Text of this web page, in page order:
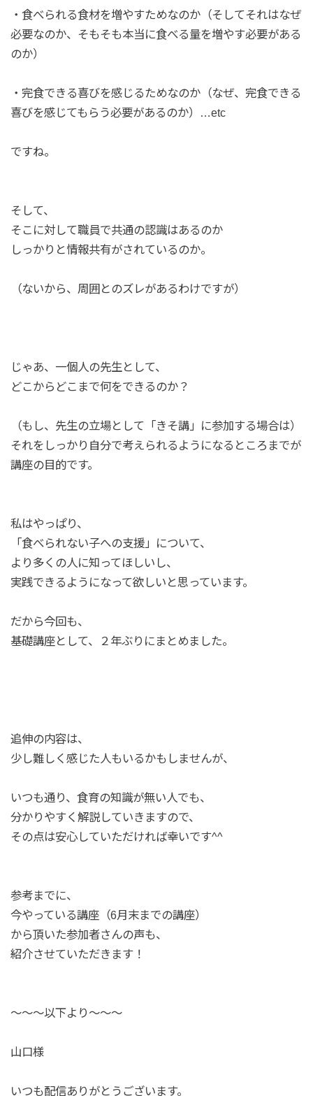
・食べられる食材を増やすためなのか（そしてそれはなぜ
必要なのか、そもそも本当に食べる量を増やす必要がある
のか）
・完食できる喜びを感じるためなのか（なぜ、完食できる
喜びを感じてもらう必要があるのか）…etc
ですね。
そして、
そこに対して職員で共通の認識はあるのか
しっかりと情報共有がされているのか。
（ないから、周囲とのズレがあるわけですが）
じゃあ、一個人の先生として、
どこからどこまで何をできるのか？
（もし、先生の立場として「きそ講」に参加する場合は）
それをしっかり自分で考えられるようになるところまでが
講座の目的です。
私はやっぱり、
「食べられない子への支援」について、
より多くの人に知ってほしいし、
実践できるようになって欲しいと思っています。
だから今回も、
基礎講座として、２年ぶりにまとめました。
追伸の内容は、
少し難しく感じた人もいるかもしませんが、
いつも通り、食育の知識が無い人でも、
分かりやすく解説していきますので、
その点は安心していただければ幸いです^^
参考までに、
今やっている講座（6月末までの講座）
から頂いた参加者さんの声も、
紹介させていただきます！
〜〜〜以下より〜〜〜
山口様
いつも配信ありがとうございます。